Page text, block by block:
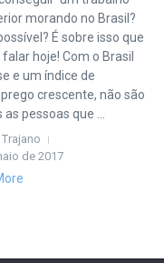
morando no Brasil?
É sobre isso que
hoje! Com o Brasil
e um índice de
crescente, não são
pessoas que ...
de 2017